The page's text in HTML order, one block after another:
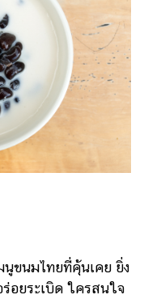
ขนมไทยที่คุ้นเคย ยิ่ง
อยระเบิด ใครสนใจ